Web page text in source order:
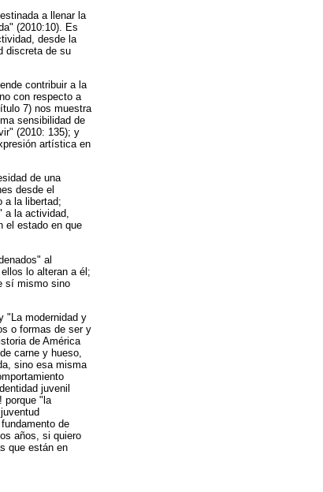
a llenar la
(2010:10). Es
desde la
discreta de su
contribuir a la
con respecto a
7) nos muestra
sensibilidad de
(2010: 135); y
artística en
de una
desde el
a la libertad;
a la actividad,
el estado en que
al
lo alteran a él;
sí mismo sino
"La modernidad y
o formas de ser y
de América
carne y hueso,
sino esa misma
juvenil
porque "la
de
años, si quiero
que están en